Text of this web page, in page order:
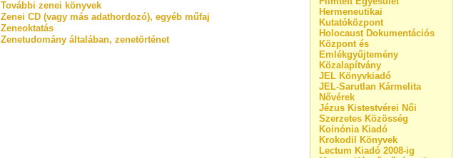
Hermeneutikai
Kutatóközpont
Holocaust Dokumentációs
Központ és
Emlékgyűjtemény
Közalapítvány
JEL Könyvkiadó
JEL-Sarutlan Kármelita
Nővérek
Jézus Kistestvérei Női
Szerzetes Közösség
Koinónia Kiadó
Krokodil Könyvek
Lectum Kiadó 2008-ig
További zenei könyvek
Zenei CD (vagy más adathordozó), egyéb műfaj
Zeneoktatás
Zenetudomány általában, zenetörténet